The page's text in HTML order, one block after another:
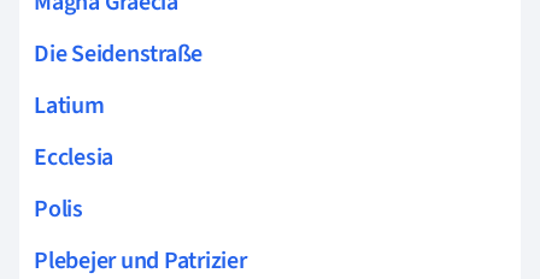
Die Seidenstraße
Latium
Ecclesia
Polis
Plebejer und Patrizier